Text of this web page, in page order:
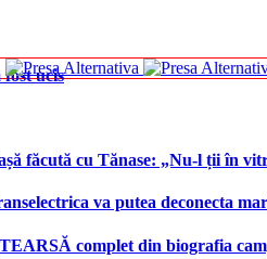
ucis
făcută cu Tănase: „Nu-l ții în
va putea deconecta
complet din biografia